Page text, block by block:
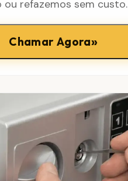
ou refazemos sem custo.
Chamar Agora»